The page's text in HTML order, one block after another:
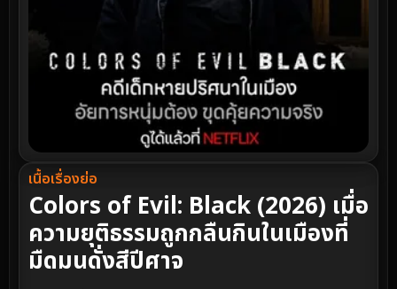
เนื้อเรื่องย่อ
Colors of Evil: Black (2026) เมื่อ
ความยุติธรรมถูกกลืนกินในเมืองที่
มืดมนดั่งสีปีศาจ